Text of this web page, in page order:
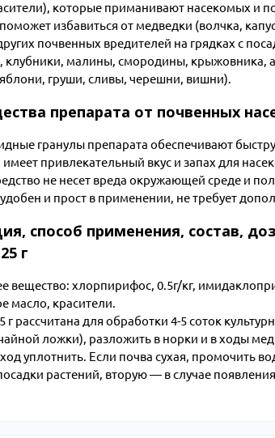
которые приманивают насекомых и
избавиться от медведки (волчка,
почвенных вредителей на грядках с
клубники, малины, смородины, крыжовника,
груши, сливы, черешни, вишни).
препарата от почвенных
гранулы препарата обеспечивают
привлекательный вкус и запах для
не несет вреда окружающей среде и
и прост в применении, не требует
способ применения, состав,
г
вещество: хлорпирифос, 0.5г/кг,
масло, красители.
г рассчитана для обработки 4-5 соток
чайной ложки), разложить в норки и в ходы
уплотнить. Если почва сухая, промочить
растений, вторую ― в случае